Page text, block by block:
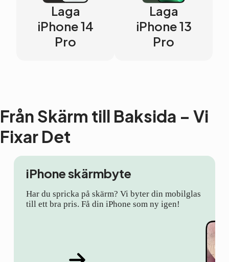
Laga
iPhone 14
Pro
Laga
iPhone 13
Pro
Från Skärm till Baksida – Vi
Fixar Det
iPhone skärmbyte
Har du spricka på skärm? Vi byter din mobilglas
till ett bra pris. Få din iPhone som ny igen!